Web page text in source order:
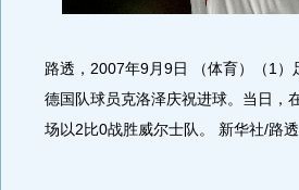
路透，2007年9月9日 （体育）（1
德国队球员克洛泽庆祝进球。当日，
场以2比0战胜威尔士队。 新华社/路透